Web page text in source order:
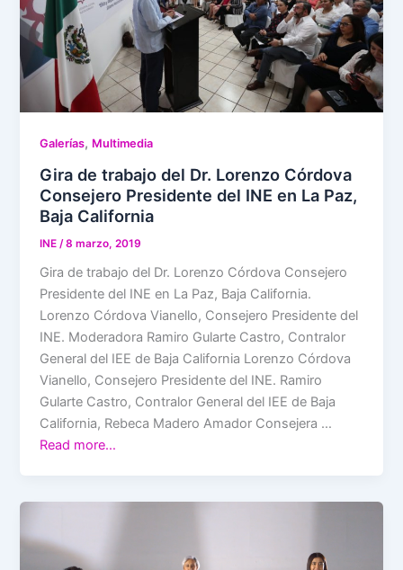
Galerías, Multimedia
Gira de trabajo del Dr. Lorenzo Córdova
Consejero Presidente del INE en La Paz,
Baja California
INE /8 marzo, 2019
Gira de trabajo del Dr. Lorenzo Córdova Consejero
Presidente del INE en La Paz, Baja California.
Lorenzo Córdova Vianello, Consejero Presidente del
INE. Moderadora Ramiro Gularte Castro, Contralor
General del IEE de Baja California Lorenzo Córdova
Vianello, Consejero Presidente del INE. Ramiro
Gularte Castro, Contralor General del IEE de Baja
California, Rebeca Madero Amador Consejera …
Read more…